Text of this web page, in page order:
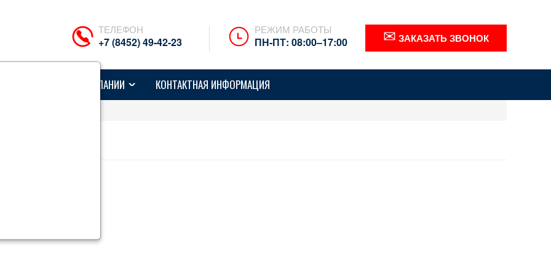
ТЕЛЕФОН
+7 (8452) 49-42-23
РЕЖИМ РАБОТЫ
ПН-ПТ: 08:00–17:00 ✉ ЗАКАЗАТЬ ЗВОНОК
О КОМПАНИИ КОНТАКТНАЯ ИНФОРМАЦИЯ